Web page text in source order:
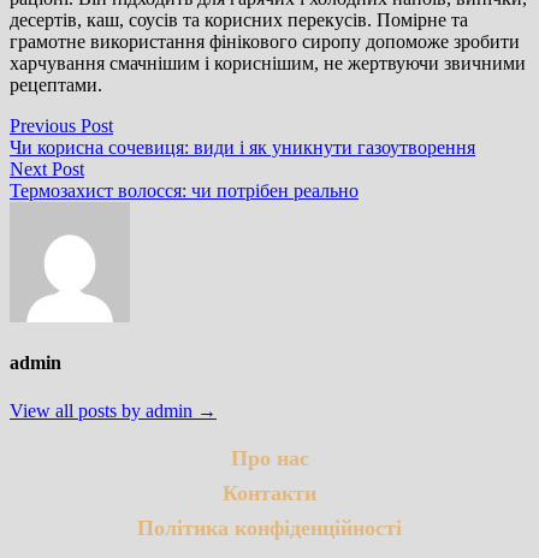
десертів, каш, соусів та корисних перекусів. Помірне та
грамотне використання фінікового сиропу допоможе зробити
харчування смачнішим і кориснішим, не жертвуючи звичними
рецептами.
Навігація
записів
Previous PostPrevious
post:
Чи корисна сочевиця: види і як уникнути газоутворення
Next PostNext
post:
Термозахист волосся: чи потрібен реально
admin
View all posts by admin →
Про нас
Контакти
Політика конфіденційності